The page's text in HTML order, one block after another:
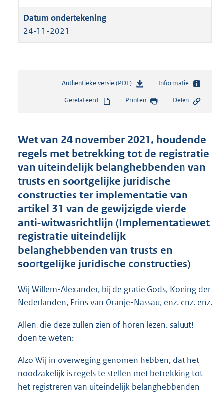
24-11-2021
Authentieke versie (PDF)b
s
n
d
s
g
o
o
t
e
7
K
Informatie
Gerelateerd Printen Delen
Wet van 24 november 2021, houdende
regels met betrekking tot de registratie
van uiteindelijk belanghebbenden van
trusts en soortgelijke juridische
constructies ter implementatie van
artikel 31 van de gewijzigde vierde
anti-witwasrichtlijn (Implementatiewet
registratie uiteindelijk
belanghebbenden van trusts en
soortgelijke juridische constructies)
Wij Willem-Alexander, bij de gratie Gods, Koning der
Nederlanden, Prins van Oranje-Nassau, enz. enz. enz.
Allen, die deze zullen zien of horen lezen, saluut!
doen te weten:
Alzo Wij in overweging genomen hebben, dat het
noodzakelijk is regels te stellen met betrekking tot
het registreren van uiteindelijk belanghebbenden